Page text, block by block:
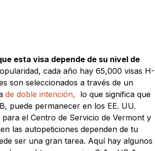
esta visa depende de su nivel de
cada año hay 65,000 visas H-
son seleccionados a través de un
de doble intención, lo que significa que
puede permanecer en los EE. UU.
el Centro de Servicio de Vermont y
las autopeticiones dependen de tu
ser una gran tarea. Aquí hay algunos